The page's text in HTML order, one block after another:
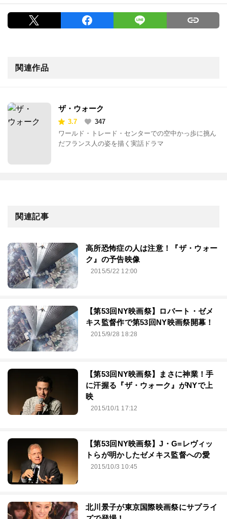
関連作品
ザ・ウォーク
3.7
347
ワールド・トレード・センターでの空中かっ歩に挑ん
だフランス人の姿を描く実話ドラマ
関連記事
高所恐怖症の人は注意！『ザ・ウォー
ク』の予告映像
2015/5/22 12:00
【第53回NY映画祭】ロバート・ゼメ
キス監督作で第53回NY映画祭開幕！
2015/9/28 18:28
【第53回NY映画祭】まさに神業！手
に汗握る『ザ・ウォーク』がNYで上
映
2015/10/1 17:12
【第53回NY映画祭】J・G=レヴィッ
トらが明かしたゼメキス監督への愛
2015/10/3 10:45
北川景子が東京国際映画祭にサプライ